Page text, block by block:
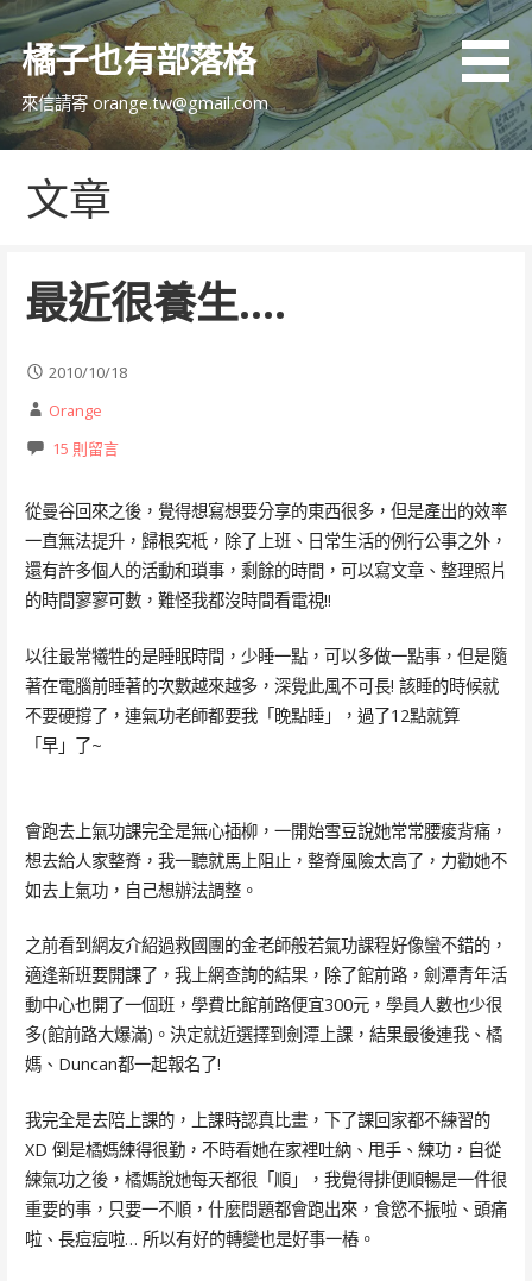
跳
主
內
橘子也有部落格
來信請寄 orange.tw@gmail.com
文章
最近很養生….
2010/10/18
Orange
15 則留言
從曼谷回來之後，覺得想寫想要分享的東西很多，但是產出的效率
一直無法提升，歸根究柢，除了上班、日常生活的例行公事之外，
還有許多個人的活動和瑣事，剩餘的時間，可以寫文章、整理照片
的時間寥寥可數，難怪我都沒時間看電視!!
以往最常犧牲的是睡眠時間，少睡一點，可以多做一點事，但是隨
著在電腦前睡著的次數越來越多，深覺此風不可長! 該睡的時候就
不要硬撐了，連氣功老師都要我「晚點睡」，過了12點就算
「早」了~
會跑去上氣功課完全是無心插柳，一開始雪豆說她常常腰痠背痛，
想去給人家整脊，我一聽就馬上阻止，整脊風險太高了，力勸她不
如去上氣功，自己想辦法調整。
之前看到網友介紹過救國團的金老師般若氣功課程好像蠻不錯的，
適逢新班要開課了，我上網查詢的結果，除了館前路，劍潭青年活
動中心也開了一個班，學費比館前路便宜300元，學員人數也少很
多(館前路大爆滿)。決定就近選擇到劍潭上課，結果最後連我、橘
媽、Duncan都一起報名了!
我完全是去陪上課的，上課時認真比畫，下了課回家都不練習的
XD 倒是橘媽練得很勤，不時看她在家裡吐納、甩手、練功，自從
練氣功之後，橘媽說她每天都很「順」，我覺得排便順暢是一件很
重要的事，只要一不順，什麼問題都會跑出來，食慾不振啦、頭痛
啦、長痘痘啦… 所以有好的轉變也是好事一樁。